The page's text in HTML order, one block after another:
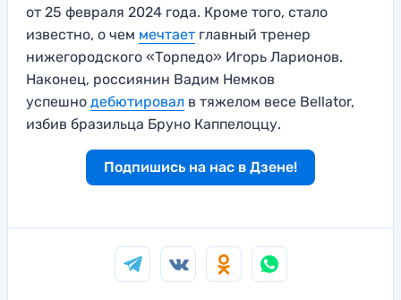
от 25 февраля 2024 года. Кроме того, стало
известно, о чем мечтает главный тренер
нижегородского «Торпедо» Игорь Ларионов.
Наконец, россиянин Вадим Немков
успешно дебютировал в тяжелом весе Bellator,
избив бразильца Бруно Каппелоццу.
Подпишись на нас в Дзене!